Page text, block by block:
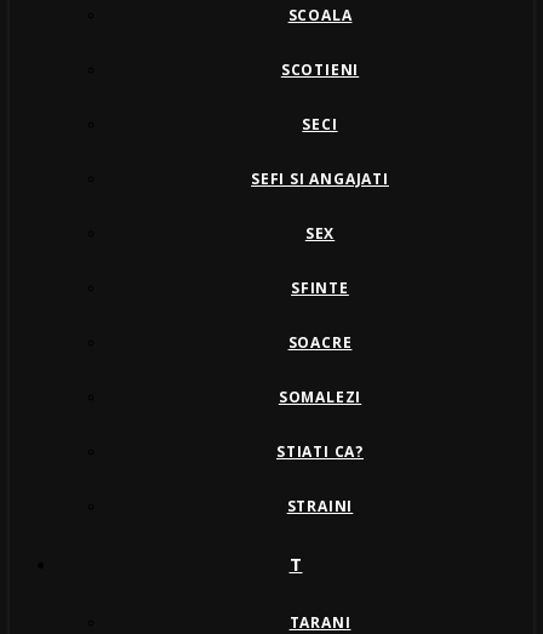
SCOALA
SCOTIENI
SECI
SEFI SI ANGAJATI
SEX
SFINTE
SOACRE
SOMALEZI
STIATI CA?
STRAINI
T
TARANI